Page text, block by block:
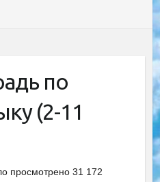
по
(2-11
просмотрено 31 172